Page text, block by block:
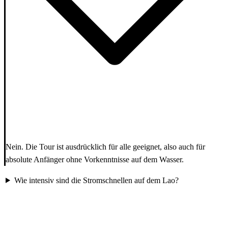
Nein. Die Tour ist ausdrücklich für alle geeignet, also auch für
absolute Anfänger ohne Vorkenntnisse auf dem Wasser.
Wie intensiv sind die Stromschnellen auf dem Lao?